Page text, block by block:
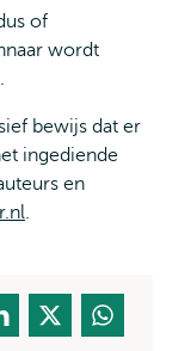
of
wordt
bewijs dat er
ingediende
en
.